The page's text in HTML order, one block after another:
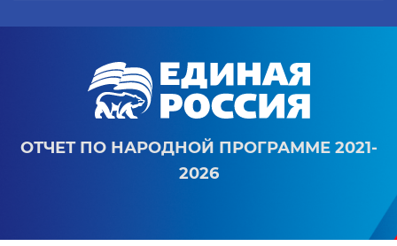
ОТЧЕТ ПО НАРОДНОЙ ПРОГРАММЕ 2021-
2026